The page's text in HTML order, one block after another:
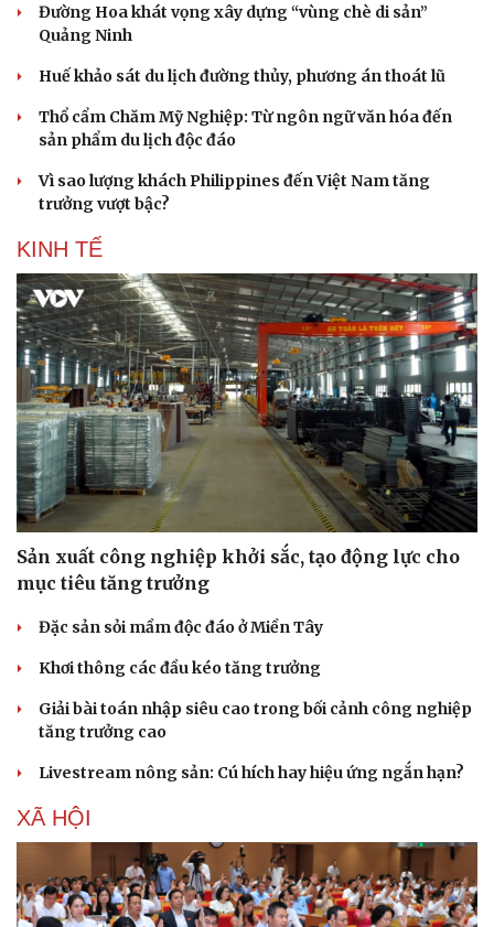
Đường Hoa khát vọng xây dựng “vùng chè di sản”
Quảng Ninh
Huế khảo sát du lịch đường thủy, phương án thoát lũ
Thổ cẩm Chăm Mỹ Nghiệp: Từ ngôn ngữ văn hóa đến
sản phẩm du lịch độc đáo
Vì sao lượng khách Philippines đến Việt Nam tăng
trưởng vượt bậc?
KINH TẾ
Sản xuất công nghiệp khởi sắc, tạo động lực cho
mục tiêu tăng trưởng
Đặc sản sỏi mầm độc đáo ở Miền Tây
Khơi thông các đầu kéo tăng trưởng
Giải bài toán nhập siêu cao trong bối cảnh công nghiệp
tăng trưởng cao
Livestream nông sản: Cú hích hay hiệu ứng ngắn hạn?
XÃ HỘI